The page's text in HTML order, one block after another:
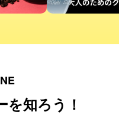
を知ろう！